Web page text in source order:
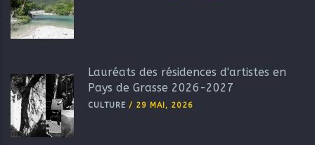
Lauréats des résidences d'artistes en
Pays de Grasse 2026-2027
CULTURE / 29 MAI, 2026